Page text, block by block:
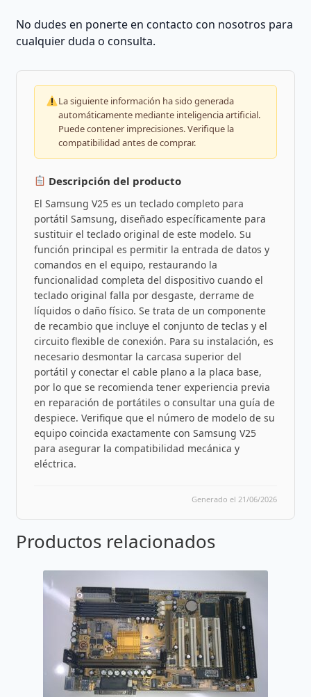
No dudes en ponerte en contacto con nosotros para
cualquier duda o consulta.
La siguiente información ha sido generada
automáticamente mediante inteligencia artificial.
Puede contener imprecisiones. Verifique la
compatibilidad antes de comprar.
Descripción del producto
El Samsung V25 es un teclado completo para
portátil Samsung, diseñado específicamente para
sustituir el teclado original de este modelo. Su
función principal es permitir la entrada de datos y
comandos en el equipo, restaurando la
funcionalidad completa del dispositivo cuando el
teclado original falla por desgaste, derrame de
líquidos o daño físico. Se trata de un componente
de recambio que incluye el conjunto de teclas y el
circuito flexible de conexión. Para su instalación, es
necesario desmontar la carcasa superior del
portátil y conectar el cable plano a la placa base,
por lo que se recomienda tener experiencia previa
en reparación de portátiles o consultar una guía de
despiece. Verifique que el número de modelo de su
equipo coincida exactamente con Samsung V25
para asegurar la compatibilidad mecánica y
eléctrica.
Generado el 21/06/2026
Productos relacionados